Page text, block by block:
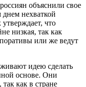
объяснили свое
нехваткой
что
низкая, так как
или же ведут
идею сделать
основе. Они
как в стране